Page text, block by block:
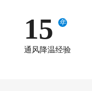
18 年
通风降温经验